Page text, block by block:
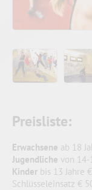
Preisliste:
Erwachsene ab 18
Jugendliche von 14-
Kinder bis 13 Jahre
Schlüsseleinsatz €